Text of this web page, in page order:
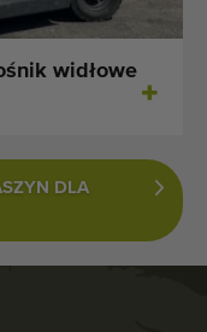
widłowe
DLA